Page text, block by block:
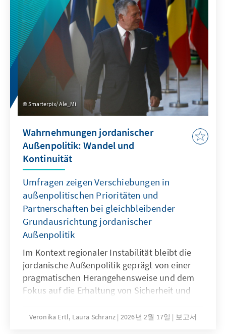
Nahen Osten und Nordafrika liefert dieser
Bericht.
Smarterpix/ Ale_Mi
Wahrnehmungen jordanischer
Außenpolitik: Wandel und
Kontinuität
Umfragen zeigen Verschiebungen in
außenpolitischen Prioritäten und
Partnerschaften bei gleichbleibender
Grundausrichtung jordanischer
Außenpolitik
Im Kontext regionaler Instabilität bleibt die
jordanische Außenpolitik geprägt von einer
pragmatischen Herangehensweise und dem
Fokus auf die Erhaltung von Sicherheit und
Herausforderungen steigt gleichzeitig die
Veronika Ertl, Laura Schranz 2026년 2월 17일 보고서